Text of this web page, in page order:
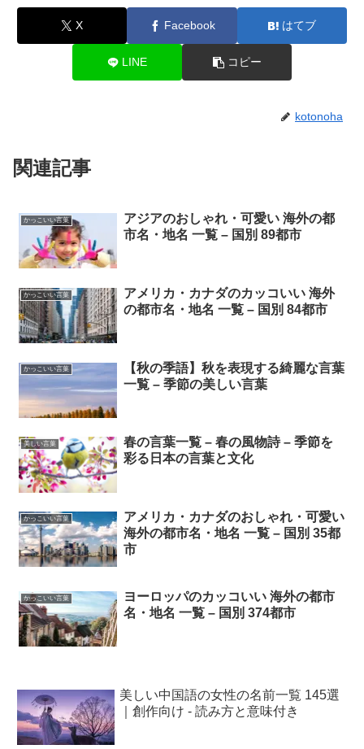
X Facebook はてブ
LINE コピー
kotonoha
関連記事
かっこいい言葉
アジアのおしゃれ・可愛い 海外の都
市名・地名 一覧 – 国別 89都市
かっこいい言葉
アメリカ・カナダのカッコいい 海外
の都市名・地名 一覧 – 国別 84都市
かっこいい言葉
【秋の季語】秋を表現する綺麗な言葉
一覧 – 季節の美しい言葉
美しい言葉
春の言葉一覧 – 春の風物詩 – 季節を
彩る日本の言葉と文化
かっこいい言葉
アメリカ・カナダのおしゃれ・可愛い
海外の都市名・地名 一覧 – 国別 35都
市
かっこいい言葉
ヨーロッパのカッコいい 海外の都市
名・地名 一覧 – 国別 374都市
美しい中国語の女性の名前一覧 145選
｜創作向け - 読み方と意味付き